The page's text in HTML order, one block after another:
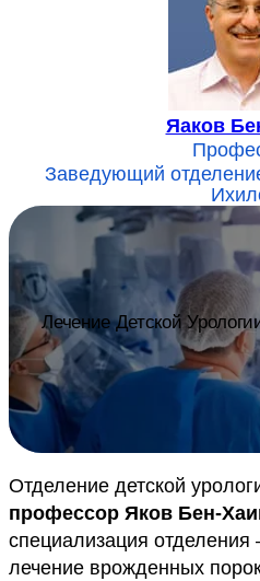
Яаков
Заведующий
Лечение Детской
Отделение детской
профессор Яков Бен-
специализация отделения
лечение врожденных